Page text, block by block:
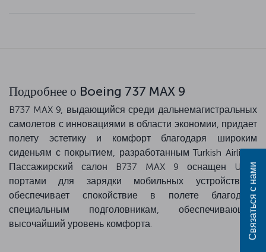
Подробнее о Boeing 737 MAX 9
B737 MAX 9, выдающийся среди дальнемагистральных
самолетов с инновациями в области экономии, придает
полету эстетику и комфорт благодаря широким
сиденьям с покрытием, разработанным Turkish Airlines.
Пассажирский салон B737 MAX 9 оснащен USB-
портами для зарядки мобильных устройств и
обеспечивает спокойствие в полете благодаря
специальным подголовникам, обеспечивающим
высочайший уровень комфорта.
Связаться с нами